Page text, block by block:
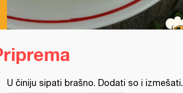
U činiju sipati brašno. Dodati so i izmešati.